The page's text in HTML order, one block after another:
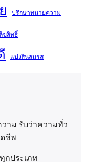
ปรึกษาทนายความ
ขสิทธิ์
แบ่งสินสมรส
าม รับว่าความทั่ว
ชีพ
กประเภท